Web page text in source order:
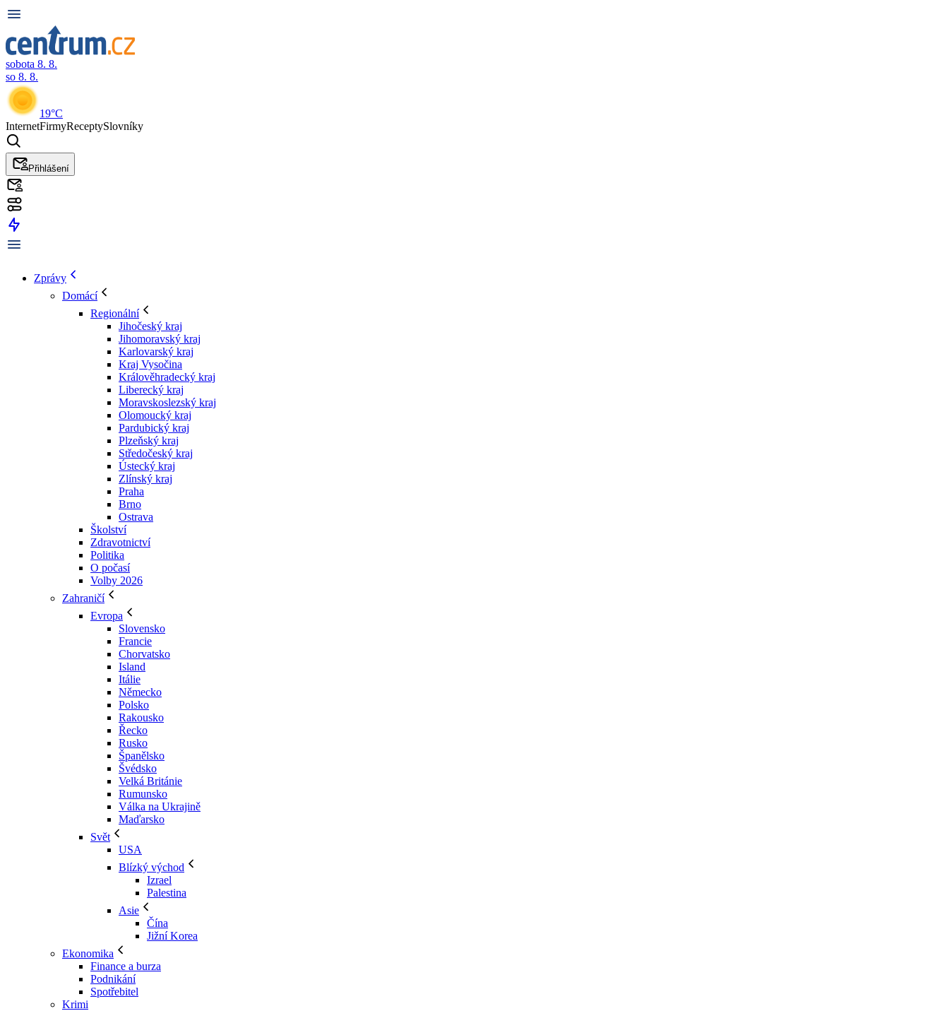
sobota 8. 8.
so 8. 8.
19°C
InternetFirmyReceptySlovníky
Přihlášení
Zprávy
Domácí
Regionální
Jihočeský kraj
Jihomoravský kraj
Karlovarský kraj
Kraj Vysočina
Králověhradecký kraj
Liberecký kraj
Moravskoslezský kraj
Olomoucký kraj
Pardubický kraj
Plzeňský kraj
Středočeský kraj
Ústecký kraj
Zlínský kraj
Praha
Brno
Ostrava
Školství
Zdravotnictví
Politika
O počasí
Volby 2026
Zahraničí
Evropa
Slovensko
Francie
Chorvatsko
Island
Itálie
Německo
Polsko
Rakousko
Řecko
Rusko
Španělsko
Švédsko
Velká Británie
Rumunsko
Válka na Ukrajině
Maďarsko
Svět
USA
Blízký východ
Izrael
Palestina
Asie
Čína
Jižní Korea
Ekonomika
Finance a burza
Podnikání
Spotřebitel
Krimi